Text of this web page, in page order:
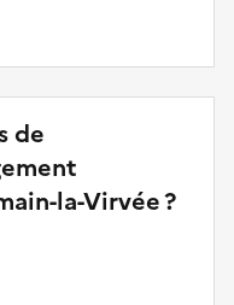
de
la-Virvée ?